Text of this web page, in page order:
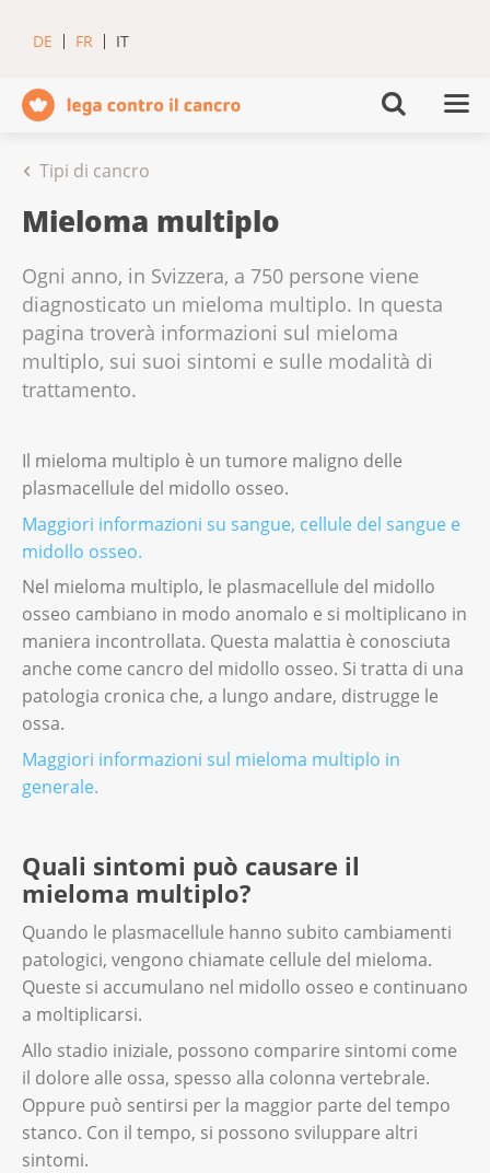
DE FR IT
Tipi di cancro
Mieloma multiplo
Ogni anno, in Svizzera, a 750 persone viene
diagnosticato un mieloma multiplo. In questa
pagina troverà informazioni sul mieloma
multiplo, sui suoi sintomi e sulle modalità di
trattamento.
Il mieloma multiplo è un tumore maligno delle
plasmacellule del midollo osseo.
Maggiori informazioni su sangue, cellule del sangue e
midollo osseo.
Nel mieloma multiplo, le plasmacellule del midollo
osseo cambiano in modo anomalo e si moltiplicano in
maniera incontrollata. Questa malattia è conosciuta
anche come cancro del midollo osseo. Si tratta di una
patologia cronica che, a lungo andare, distrugge le
ossa.
Maggiori informazioni sul mieloma multiplo in
generale.
Quali sintomi può causare il
mieloma multiplo?
Quando le plasmacellule hanno subito cambiamenti
patologici, vengono chiamate cellule del mieloma.
Queste si accumulano nel midollo osseo e continuano
a moltiplicarsi.
Allo stadio iniziale, possono comparire sintomi come
il dolore alle ossa, spesso alla colonna vertebrale.
Oppure può sentirsi per la maggior parte del tempo
stanco. Con il tempo, si possono sviluppare altri
sintomi.